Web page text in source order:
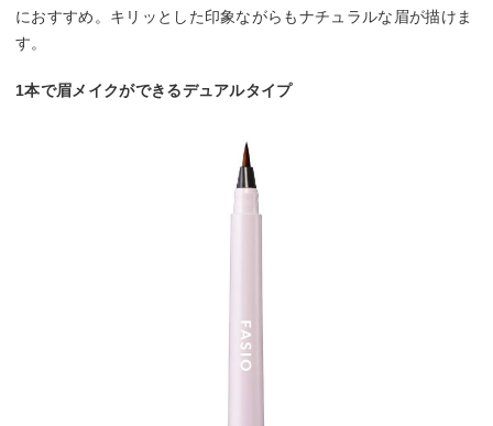
におすすめ。キリッとした印象ながらもナチュラルな眉が描けま
す。
1本で眉メイクができるデュアルタイプ